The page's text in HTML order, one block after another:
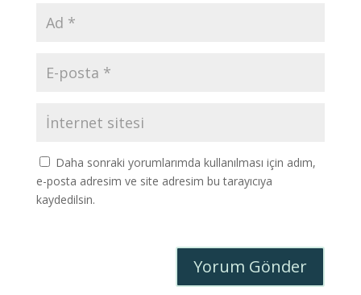
Daha sonraki yorumlarımda kullanılması için adım,
e-posta adresim ve site adresim bu tarayıcıya
kaydedilsin.